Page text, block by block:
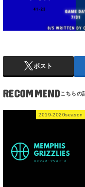
ポスト
RECOMMEND
2019-2020season